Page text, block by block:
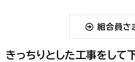
組合員さ
きっちりとした工事をして